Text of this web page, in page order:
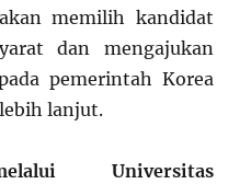
memilih kandidat
dan mengajukan
pemerintah Korea
lanjut.
Universitas